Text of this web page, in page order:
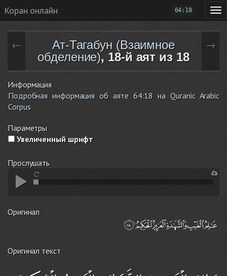
Коран онлайн 64:18
←
Ат-Тагабун (Взаимное
обделение), 18-й аят из 18
→
Информация
Подробная информация об аяте 64:18 на Quranic Arabic
Corpus
Параметры
Увеличенный шрифт
Прослушать
Оригинал
Оригинал текст